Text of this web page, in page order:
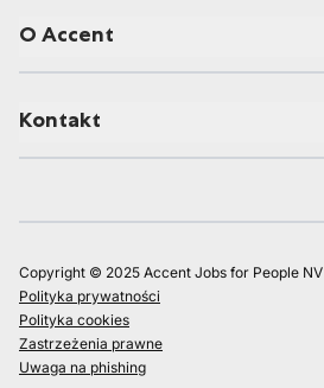
O Accent
Kontakt
Copyright © 2025 Accent Jobs for People NV
Polityka prywatności
Polityka cookies
Zastrzeżenia prawne
Uwaga na phishing